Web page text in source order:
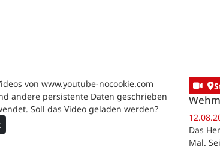
von www.youtube-nocookie.com
andere persistente Daten geschrieben
Soll das Video geladen werden?
Das
Mal.